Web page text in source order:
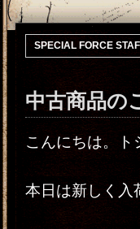
SPECIAL FORCE
中古商品の
こんにちは。ト
本日は新しく入